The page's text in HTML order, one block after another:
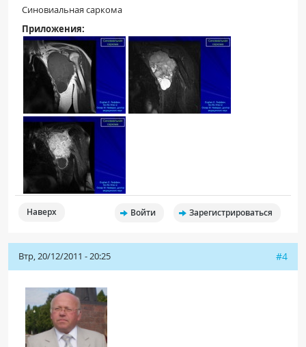
Синовиальная саркома
Приложения:
Наверх Войти Зарегистрироваться
Втр, 20/12/2011 - 20:25 #4